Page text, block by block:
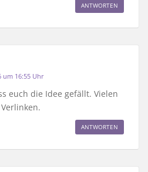
ANTWORTEN
um 16:55 Uhr
euch die Idee gefällt. Vielen
Verlinken.
ANTWORTEN